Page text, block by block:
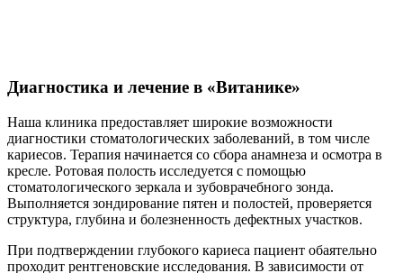
Диагностика и лечение в «Витанике»
Наша клиника предоставляет широкие возможности
диагностики стоматологических заболеваний, в том числе
кариесов. Терапия начинается со сбора анамнеза и осмотра в
кресле. Ротовая полость исследуется с помощью
стоматологического зеркала и зубоврачебного зонда.
Выполняется зондирование пятен и полостей, проверяется
структура, глубина и болезненность дефектных участков.
При подтверждении глубокого кариеса пациент обаятельно
проходит рентгеновские исследования. В зависимости от